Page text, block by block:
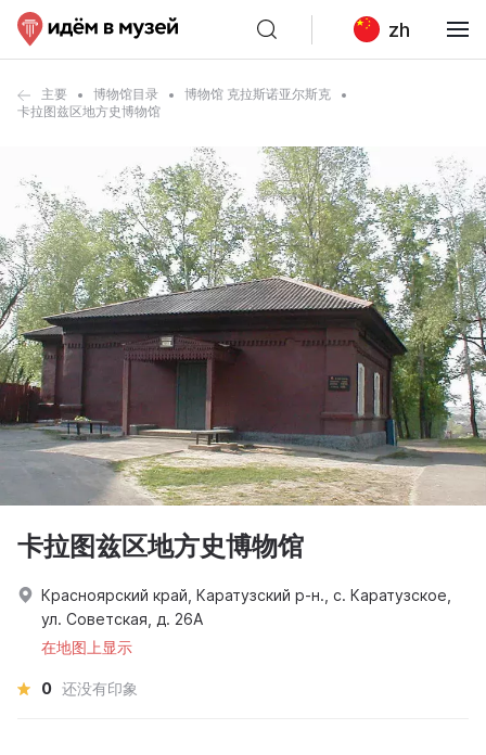
zh
主要 博物馆目录
博物馆 克拉斯诺亚尔斯克
卡拉图兹区地方史博物馆
卡拉图兹区地方史博物馆
Красноярский край, Каратузский р-н., с. Каратузское,
ул. Советская, д. 26А
在地图上显示
0 还没有印象